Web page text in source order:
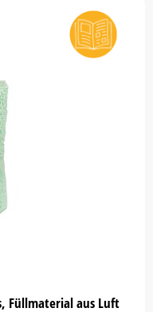
Füllmaterial aus Luft